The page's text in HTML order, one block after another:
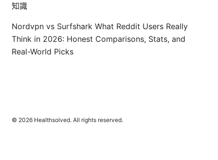
知識
Nordvpn vs Surfshark What Reddit Users Really
Think in 2026: Honest Comparisons, Stats, and
Real-World Picks
© 2026 Healthsolved. All rights reserved.